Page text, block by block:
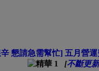
懇請急需幫忙] 五月營
[不斷更新